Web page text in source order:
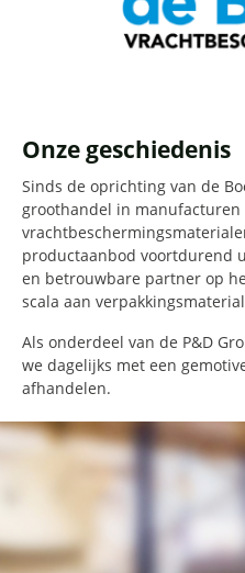
Onze geschiedenis
Sinds de oprichting van de
groothandel in
productaanbod voortdurend
en betrouwbare partner op
scala aan
Als onderdeel van de P&D
we dagelijks met een
afhandelen.